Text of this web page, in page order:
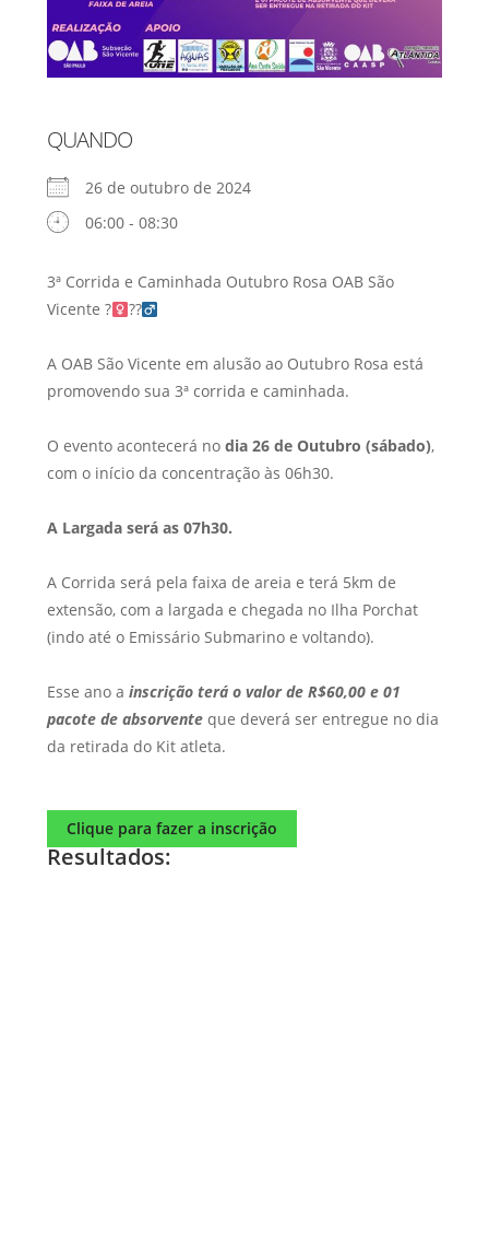
QUANDO
26 de outubro de 2024
06:00 - 08:30
3ª Corrida e Caminhada Outubro Rosa OAB São
Vicente ?‍
??‍
A OAB São Vicente em alusão ao Outubro Rosa está
promovendo sua 3ª corrida e caminhada.
O evento acontecerá no dia 26 de Outubro (sábado),
com o início da concentração às 06h30.
A Largada será as 07h30.
A Corrida será pela faixa de areia e terá 5km de
extensão, com a largada e chegada no Ilha Porchat
(indo até o Emissário Submarino e voltando).
Esse ano a inscrição terá o valor de R$60,00 e 01
pacote de absorvente que deverá ser entregue no dia
da retirada do Kit atleta.
Clique para fazer a inscrição
Resultados: